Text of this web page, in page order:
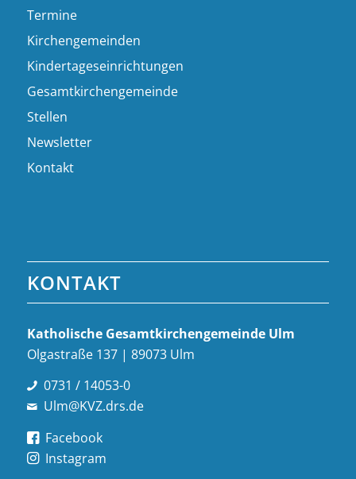
Termine
Kirchengemeinden
Kindertageseinrichtungen
Gesamtkirchengemeinde
Stellen
Newsletter
Kontakt
KONTAKT
Katholische Gesamt­kirchen­gemeinde Ulm
Olgastraße 137 | 89073 Ulm
0731 / 14053-0
Ulm@KVZ.drs.de
Facebook
Instagram